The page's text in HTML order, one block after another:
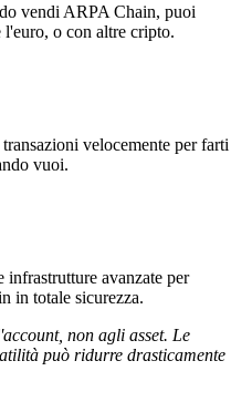
vendi ARPA Chain, puoi
o con altre cripto.
velocemente per farti
vuoi.
avanzate per
in totale sicurezza.
non agli asset. Le
può ridurre drasticamente